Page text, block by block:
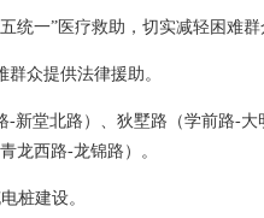
统一”医疗救助，切实减轻困难
众提供法律援助。
-新堂北路）、狄墅路（学前路-
龙西路-龙锦路）。
桩建设。